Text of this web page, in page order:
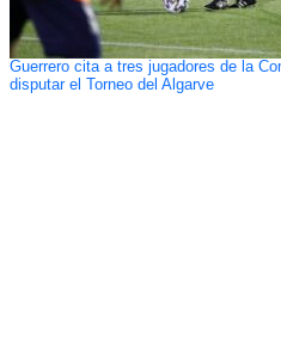
Guerrero cita a tres jugadores de la
disputar el Torneo del Algarve